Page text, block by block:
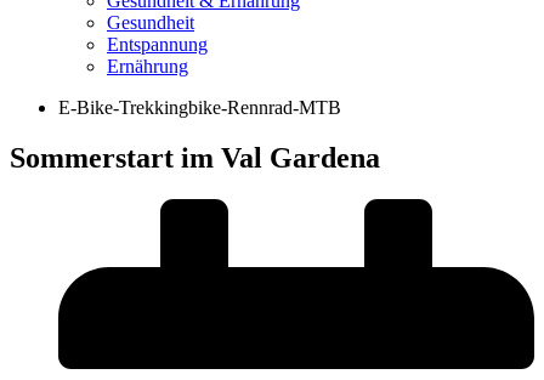
Gesundheit
Entspannung
Ernährung
E-Bike-Trekkingbike-Rennrad-MTB
Sommerstart im Val Gardena